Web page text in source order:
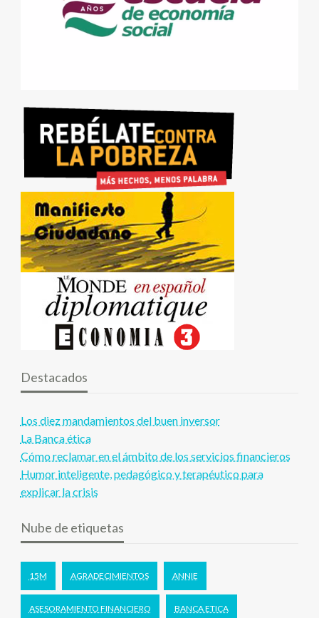
Destacados
Los diez mandamientos del buen inversor
La Banca ética
Cómo reclamar en el ámbito de los servicios financieros
Humor inteligente, pedagógico y terapéutico para
explicar la crisis
Nube de etiquetas
15M AGRADECIMIENTOS ANNIE
ASESORAMIENTO FINANCIERO BANCA ETICA